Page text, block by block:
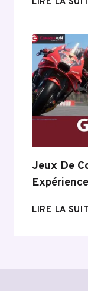
Jeux De
LIRE LA